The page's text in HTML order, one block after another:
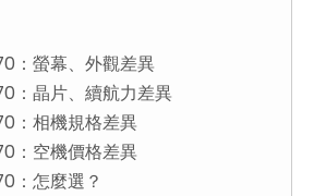
：螢幕、外觀差異
：晶片、續航力差異
：相機規格差異
：空機價格差異
：怎麼選？